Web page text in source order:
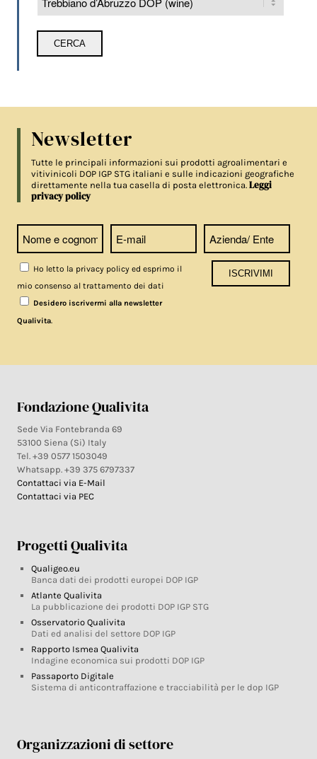
Newsletter
Tutte le principali informazioni sui prodotti agroalimentari e
vitivinicoli DOP IGP STG italiani e sulle indicazioni geografiche
direttamente nella tua casella di posta elettronica.Leggi
privacy policy
Ho letto la privacy policy ed esprimo il
mio consenso al trattamento dei dati
Desidero iscrivermi alla newsletter
Qualivita.
Fondazione Qualivita
Sede Via Fontebranda 69
53100 Siena (Si) Italy
Tel. +39 0577 1503049
Whatsapp. +39 375 6797337
Contattaci via E-Mail
Contattaci via PEC
Progetti Qualivita
Qualigeo.eu
Banca dati dei prodotti europei DOP IGP
Atlante Qualivita
La pubblicazione dei prodotti DOP IGP STG
Osservatorio Qualivita
Dati ed analisi del settore DOP IGP
Rapporto Ismea Qualivita
Indagine economica sui prodotti DOP IGP
Passaporto Digitale
Sistema di anticontraffazione e tracciabilità per le dop IGP
Organizzazioni di settore